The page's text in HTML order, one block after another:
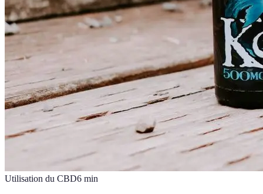
Utilisation du CBD6 min